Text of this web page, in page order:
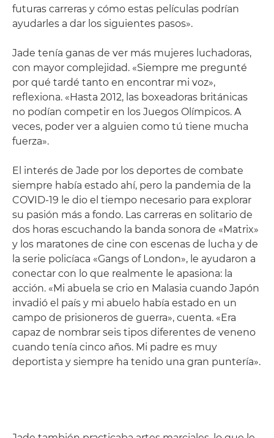
futuras carreras y cómo estas películas podrían
ayudarles a dar los siguientes pasos».
Jade tenía ganas de ver más mujeres luchadoras,
con mayor complejidad. «Siempre me pregunté
por qué tardé tanto en encontrar mi voz»,
reflexiona. «Hasta 2012, las boxeadoras británicas
no podían competir en los Juegos Olímpicos. A
veces, poder ver a alguien como tú tiene mucha
fuerza».
El interés de Jade por los deportes de combate
siempre había estado ahí, pero la pandemia de la
COVID-19 le dio el tiempo necesario para explorar
su pasión más a fondo. Las carreras en solitario de
dos horas escuchando la banda sonora de «Matrix»
y los maratones de cine con escenas de lucha y de
la serie policíaca «Gangs of London», le ayudaron a
conectar con lo que realmente le apasiona: la
acción. «Mi abuela se crio en Malasia cuando Japón
invadió el país y mi abuelo había estado en un
campo de prisioneros de guerra», cuenta. «Era
capaz de nombrar seis tipos diferentes de veneno
cuando tenía cinco años. Mi padre es muy
deportista y siempre ha tenido una gran puntería».